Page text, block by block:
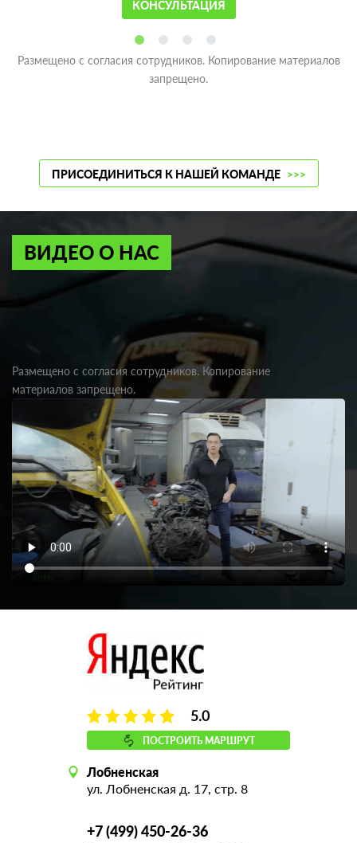
КОНСУЛЬТАЦИЯ
Размещено с согласия сотрудников. Копирование материалов
запрещено.
ПРИСОЕДИНИТЬСЯ К НАШЕЙ КОМАНДЕ >>>
ВИДЕО О НАС
Размещено с согласия сотрудников. Копирование
материалов запрещено.
5.0
ПОСТРОИТЬ МАРШРУТ
Лобненская
ул. Лобненская д. 17, стр. 8
+7 (499) 450-26-36